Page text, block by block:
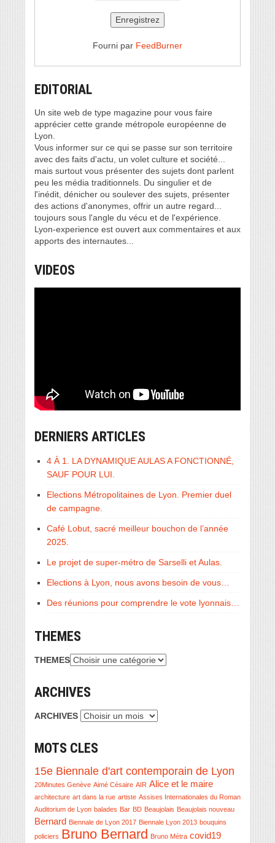
Fourni par FeedBurner
EDITORIAL
Un site web de type magazine pour vous faire
apprécier cette grande métropole européenne de
Lyon.
Vous informer sur ce qui se passe sur son territoire
avec des faits d'actu, un volet culture et société...
mais surtout vous présenter des sujets dont parlent
peu les média traditionnels. Du singulier et de
l'inédit, dénicher ou soulever des sujets, présenter
des actions d'anonymes, offrir un autre regard...
toujours sous l'angle du vécu et de l'expérience.
Lyon-experience est ouvert aux commentaires et aux
apports des internautes...
VIDEOS
DERNIERS ARTICLES
4 À 1. LA DYNAMIQUE AULAS A FONCTIONNÉ,
SAUF POUR LUI.
Elections Métropolitaines de Lyon. Premier duel
de campagne.
Café Lobut, sacré meilleur bouchon de l’année
2025.
Le projet de super-métro de Sarselli et Aulas.
Elections à Lyon, nous avons besoin de vous…
Des réunions pour comprendre le vote lyonnais…
THEMES
THEMES
ARCHIVES
ARCHIVES
MOTS CLES
15e Biennale d'art contemporain de Lyon
20Minutes Genève Aimé Césaire AIR Alice et le maire
architecture art dans la rue artiste Assises Internationales du Roman
Auditorium de Lyon balades Bar BD Beaujolais Beaujolais nouveau
Bernard Biennale de Lyon 2017 Biennale Lyon 2013 bouquins
policiers Bruno Bernard Bruno Métra covid19